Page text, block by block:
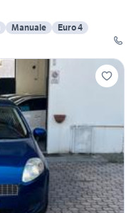
Manuale
Euro 4